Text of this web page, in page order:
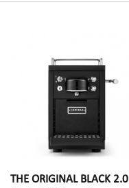
THE ORIGINAL BLACK 2.0